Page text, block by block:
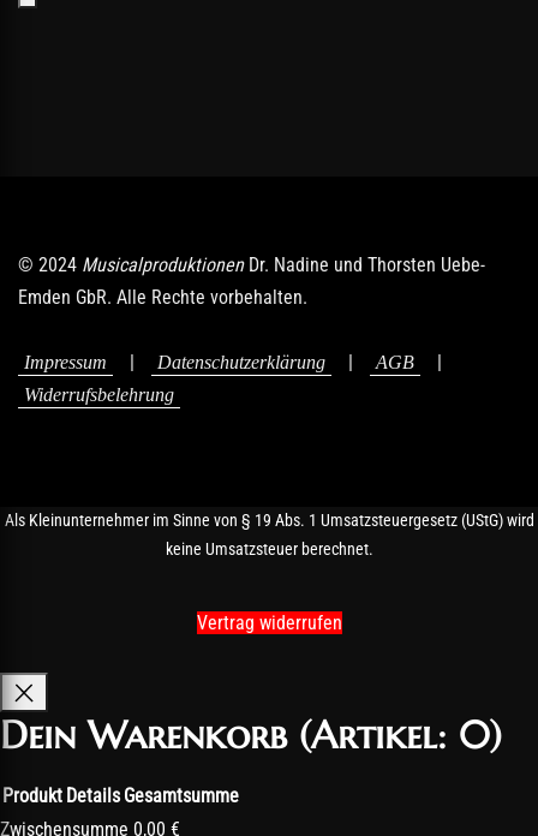
© 2024 MusicalproduktionenDr. Nadine und Thorsten Uebe-
Emden GbR. Alle Rechte vorbehalten.
Impressum Datenschutzerklärung AGB
Widerrufsbelehrung
Als Kleinunternehmer im Sinne von § 19 Abs. 1 Umsatzsteuergesetz (UStG) wird
keine Umsatzsteuer berechnet.
Vertrag widerrufen
Dein Warenkorb (Artikel: 0)
Produkt Details Gesamtsumme
Zwischensumme 0,00 €